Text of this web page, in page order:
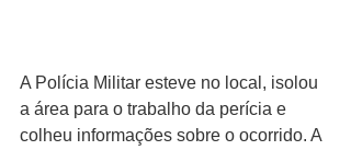
A Polícia Militar esteve no local, isolou
a área para o trabalho da perícia e
colheu informações sobre o ocorrido. A